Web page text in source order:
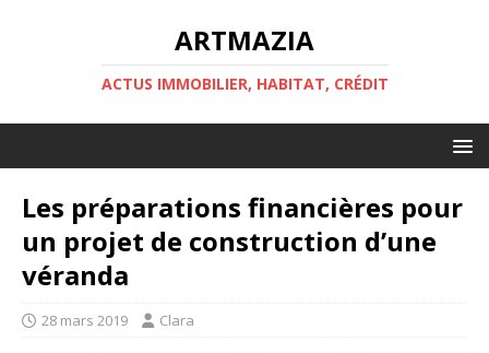
ARTMAZIA
ACTUS IMMOBILIER, HABITAT, CRÉDIT
Les préparations financières pour
un projet de construction d’une
véranda
28 mars 2019 Clara